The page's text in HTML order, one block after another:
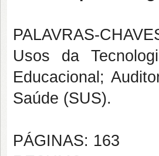
PALAVRAS-
Usos da
Educacional;
Saúde (SUS).
PÁGINAS: 163